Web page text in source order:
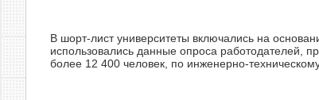
В шорт-лист университеты включались на
использовались данные опроса работодателей,
более 12 400 человек, по инженерно-